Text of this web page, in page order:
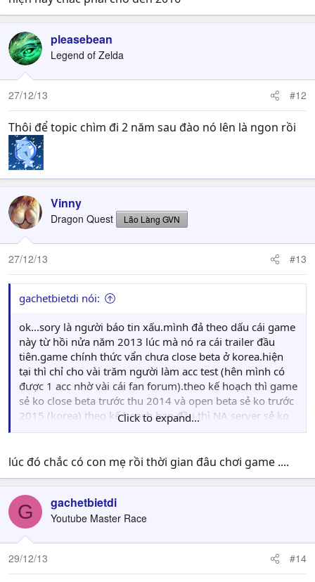
pleasebean
Legend of Zelda
27/12/13 #12
Thôi để topic chìm đi 2 năm sau đào nó lên là ngon rồi
Vinny
Dragon Quest Lão Làng GVN
27/12/13 #13
gachetbietdi nói:
ok...sory là người báo tin xấu.mình đả theo dấu cái game
này từ hồi nửa năm 2013 lúc mà nó ra cái trailer đầu
tiên.game chính thức vẩn chưa close beta ở korea.hiện
tại thì chỉ cho vài trăm người làm acc test (hên mình có
được 1 acc nhờ vài cái fan forum).theo kế hoạch thì game
sẻ ko close beta trước thu 2014 và open beta sẻ ko trước
2015 (korea) theo kế hoạch ban đầu thì NA server sẻ ko
ra mắt trước 2015 nhưng theo tình hình hiện nay chắc
Click to expand...
lúc đó chắc có con mẹ rồi thời gian đâu chơi game ....
G gachetbietdi
Youtube Master Race
29/12/13 #14